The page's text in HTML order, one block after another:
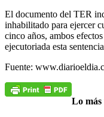
El documento del TER
inhabilitado para ejercer
cinco años, ambos
ejecutoriada esta
Fuente:
Lo más